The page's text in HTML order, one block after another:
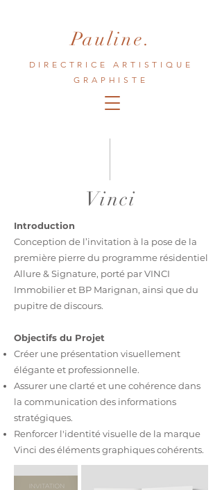
Pauline.
DIRECTRICE ARTISTIQUE
GRAPHISTE
Vinci
Introduction
Conception de l’invitation à la pose de la
première pierre du programme résidentiel
Allure & Signature, porté par VINCI
Immobilier et BP Marignan, ainsi que du
pupitre de discours.
Objectifs du Projet
Créer une présentation visuellement
élégante et professionnelle.
Assurer une clarté et une cohérence dans
la communication des informations
stratégiques.
Renforcer l'identité visuelle de la marque
Vinci des éléments graphiques cohérents.